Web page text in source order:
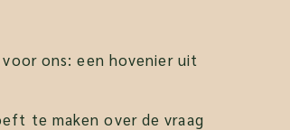
ons: een hovenier uit
te maken over de vraag